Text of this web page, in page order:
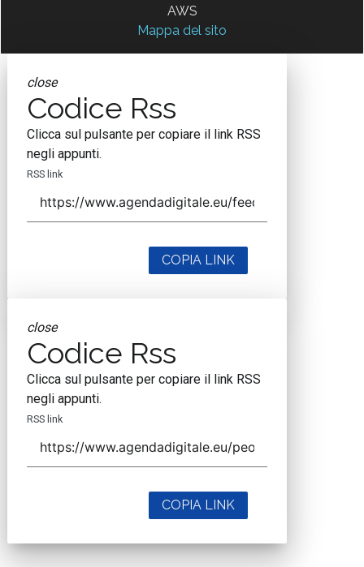
AWS
Mappa del sito
close
Codice Rss
Clicca sul pulsante per copiare il link RSS
negli appunti.
RSS link
COPIA LINK
close
Codice Rss
Clicca sul pulsante per copiare il link RSS
negli appunti.
RSS link
COPIA LINK